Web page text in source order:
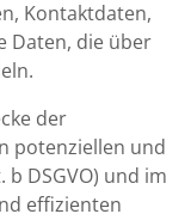
Kontaktdaten,
Daten, die über
der
potenziellen und
DSGVO) und im
effizienten